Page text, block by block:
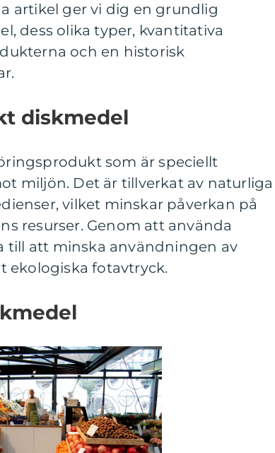
artikel ger vi dig en grundlig
dess olika typer, kvantitativa
och en historisk
diskmedel
som är speciellt
miljön. Det är tillverkat av naturliga
vilket minskar påverkan på
resurser. Genom att använda
till att minska användningen av
ekologiska fotavtryck.